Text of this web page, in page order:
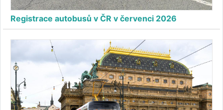
Registrace autobusů v ČR v červenci 2026